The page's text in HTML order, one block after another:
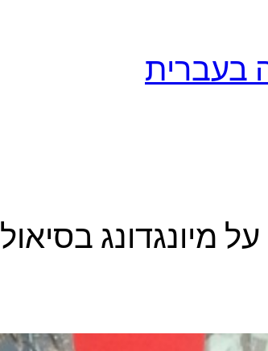
מיונגדונג בסיאול